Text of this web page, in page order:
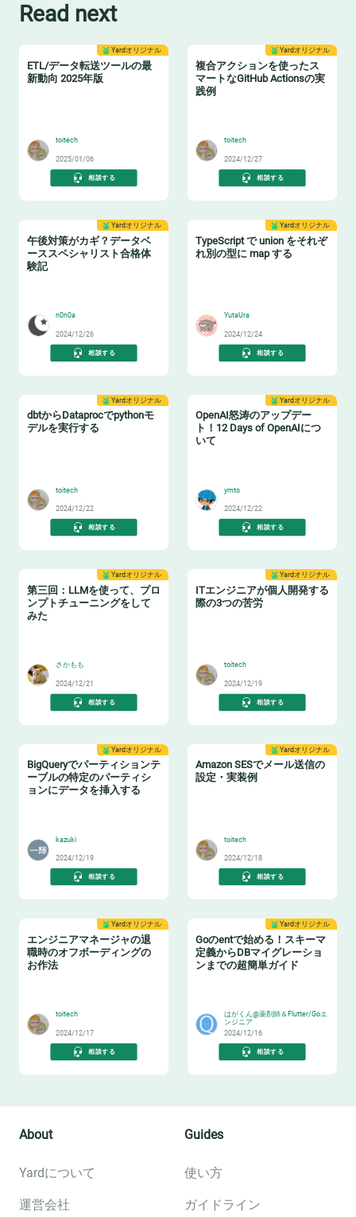
Read next
Yardオリジナル
ETL/データ転送ツールの最
新動向 2025年版
toitech
2025/01/06
相談する
Yardオリジナル
複合アクションを使ったス
マートなGitHub Actionsの実
践例
toitech
2024/12/27
相談する
Yardオリジナル
午後対策がカギ？データベ
ーススペシャリスト合格体
験記
n0n0a
2024/12/26
相談する
Yardオリジナル
TypeScript で union をそれぞ
れ別の型に map する
YutaUra
2024/12/24
相談する
Yardオリジナル
dbtからDataprocでpythonモ
デルを実行する
toitech
2024/12/22
相談する
Yardオリジナル
OpenAI怒涛のアップデー
ト！12 Days of OpenAIにつ
いて
ymto
2024/12/22
相談する
Yardオリジナル
第三回：LLMを使って、プロ
ンプトチューニングをして
みた
さかもも
2024/12/21
相談する
Yardオリジナル
ITエンジニアが個人開発する
際の3つの苦労
toitech
2024/12/19
相談する
Yardオリジナル
BigQueryでパーティションテ
ーブルの特定のパーティシ
ョンにデータを挿入する
kazuki
2024/12/19
相談する
Yardオリジナル
Amazon SESでメール送信の
設定・実装例
toitech
2024/12/18
相談する
Yardオリジナル
エンジニアマネージャの退
職時のオフボーディングの
お作法
toitech
2024/12/17
相談する
Yardオリジナル
Goのentで始める！スキーマ
定義からDBマイグレーショ
ンまでの超簡単ガイド
はがくん@薬剤師＆Flutter/Goエ
ンジニア
2024/12/16
相談する
About
Yardについて
運営会社
Guides
使い方
ガイドライン